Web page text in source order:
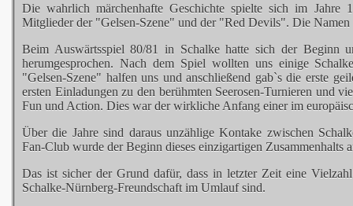
Die wahrlich märchenhafte Geschichte spielte sich im Jahre
Mitglieder der "Gelsen-Szene" und der "Red Devils". Die
Beim Auswärtsspiel 80/81 in Schalke hatte sich der Beginn
herumgesprochen. Nach dem Spiel wollten uns einige
"Gelsen-Szene" halfen uns und anschließend gab`s die erste
ersten Einladungen zu den berühmten Seerosen-Turnieren und
Fun und Action. Dies war der wirkliche Anfang einer im
Über die Jahre sind daraus unzählige Kontake zwischen
Fan-Club wurde der Beginn dieses einzigartigen Zusammenhalts
Das ist sicher der Grund dafür, dass in letzter Zeit eine
Schalke-Nürnberg-Freundschaft im Umlauf sind.